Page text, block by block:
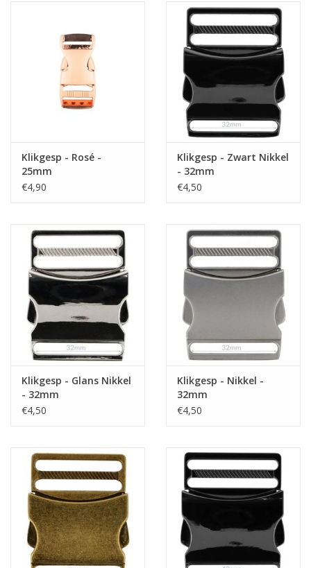
Klikgesp - Rosé -
25mm
€4,90
Klikgesp - Zwart Nikkel
- 32mm
€4,50
Klikgesp - Glans Nikkel
- 32mm
€4,50
Klikgesp - Nikkel -
32mm
€4,50